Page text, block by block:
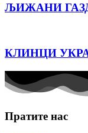
ЉИЖАНИ
КЛИНЦИ
Пратите нас